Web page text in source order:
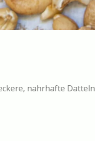
nahrhafte Datteln